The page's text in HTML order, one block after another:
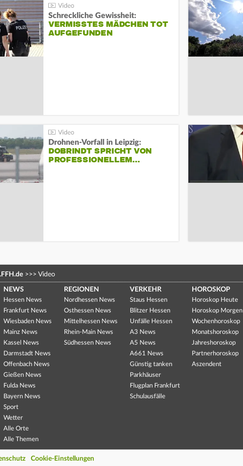
Schreckliche Gewissheit:
VERMISSTES MÄDCHEN TOT
AUFGEFUNDEN
Drohnen-Vorfall in Leipzig:
DOBRINDT SPRICHT VON
PROFESSIONELLEM…
>>> Video
NEWS
Hessen News
Frankfurt News
Wiesbaden News
Mainz News
Kassel News
Darmstadt News
Offenbach News
Gießen News
Fulda News
Bayern News
Sport
Wetter
Alle Orte
Alle Themen
REGIONEN
Nordhessen News
Osthessen News
Mittelhessen News
Rhein-Main News
Südhessen News
VERKEHR
Staus Hessen
Blitzer Hessen
Unfälle Hessen
A3 News
A5 News
A661 News
Günstig tanken
Parkhäuser
Flugplan Frankfurt
Schulausfälle
HOROSKOP
Horoskop Heute
Horoskop Morgen
Wochenhoroskop
Monatshoroskop
Jahreshoroskop
Partnerhoroskop
Aszendent
Cookie-Einstellungen